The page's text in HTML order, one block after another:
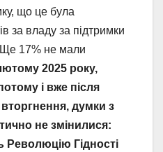
що це була
за владу за підтримки
Ще 17% не мали
2025 року,
і вже після
думки з
не змінилися:
Революцію Гідності